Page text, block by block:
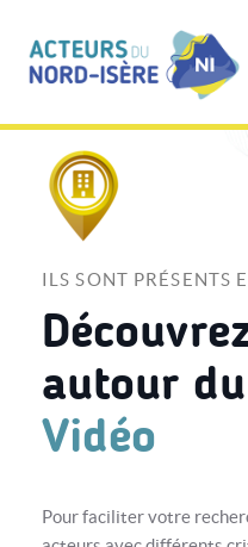
ILS SONT PRÉSENTS
autour
Vidéo
Pour faciliter votre